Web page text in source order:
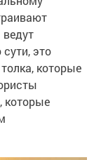
ведут
это
которые
которые